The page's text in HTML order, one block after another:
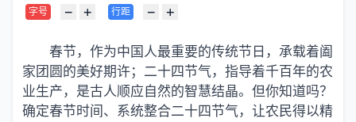
字号 − + 行距 − +
春节，作为中国人最重要的传统节日，承载着阖
家团圆的美好期许；二十四节气，指导着千百年的农
业生产，是古人顺应自然的智慧结晶。但你知道吗？
确定春节时间、系统整合二十四节气，让农民得以精